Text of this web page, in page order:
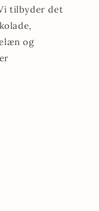
tilbyder det
og